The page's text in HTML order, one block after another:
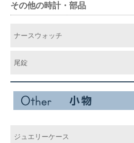
その他の時計・部品
ナースウォッチ
尾錠
ジュエリーケース